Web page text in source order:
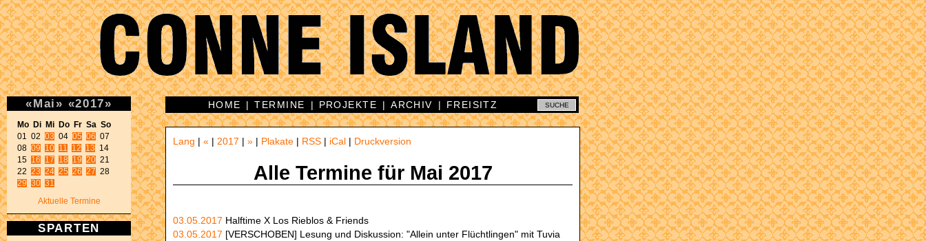
«Mai » «2017»
Mo Di Mi Do Fr Sa So
01 02 03 04 05 06 07
08 09 10 11 12 13 14
15 16 17 18 19 20 21
22 23 24 25 26 27
29 30 31
Aktuelle Termine
SPARTEN
HOME |TERMINE | PROJEKTE |ARCHIV | FREISITZ
Lang | « | 2017 | » | Plakate | RSS | iCal | Druckversion
Alle Termine für Mai 2017
03.05.2017 Halftime X Los Rieblos & Friends
03.05.2017 [VERSCHOBEN] Lesung und Diskussion: "Allein unter Flüchtlingen" mit Tuvia